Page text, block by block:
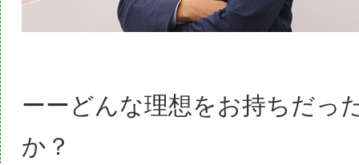
ーーどんな理想をお持ちだっ
か？